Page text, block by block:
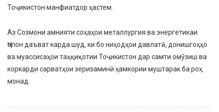
Тоҷикистон манфиатдор ҳастем.
Аз Созмони амнияти соҳаҳои металлургия ва энергетикаи
Ҷопон даъват карда шуд, ки бо ниҳодҳои давлатӣ, донишгоҳҳо
ва муассисаҳои таҳқиқотии Тоҷикистон дар самти омӯзиш ва
коркарди сарватҳои зеризаминӣ ҳамкории муштарак ба роҳ
монад.